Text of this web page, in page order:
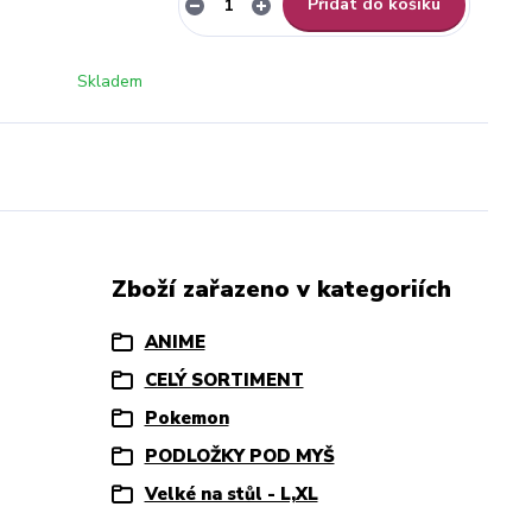
Skladem
Zboží zařazeno v kategoriích
ANIME
CELÝ SORTIMENT
Pokemon
PODLOŽKY POD MYŠ
Velké na stůl - L,XL